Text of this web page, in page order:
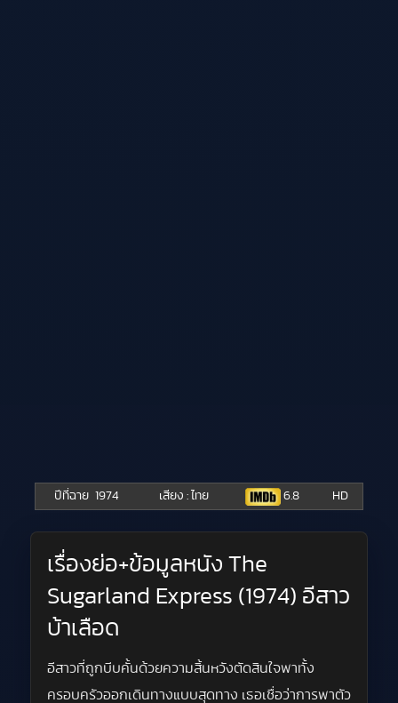
ปีที่ฉาย 1974 เสียง : ไทย 6.8 HD
เรื่องย่อ+ข้อมูลหนัง The
Sugarland Express (1974) อีสาว
บ้าเลือด
อีสาวที่ถูกบีบคั้นด้วยความสิ้นหวังตัดสินใจพาทั้ง
ครอบครัวออกเดินทางแบบสุดทาง เธอเชื่อว่าการพาตัว